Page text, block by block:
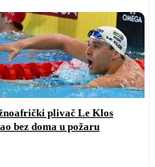
plivač Le Klos
bez doma u požaru